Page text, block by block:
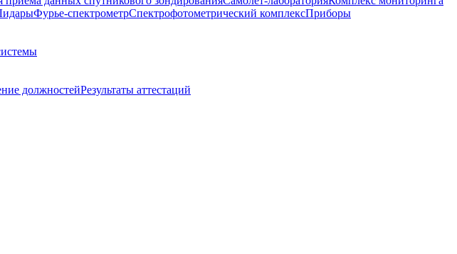
Фурье-спектрометрСпектрофотометрический комплексПриборы
должностейРезультаты аттестаций